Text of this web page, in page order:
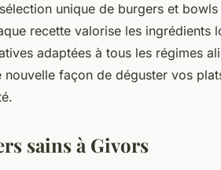
unique de burgers et
recette valorise les ingrédients
adaptées à tous les régimes
nouvelle façon de déguster vos
sains à Givors